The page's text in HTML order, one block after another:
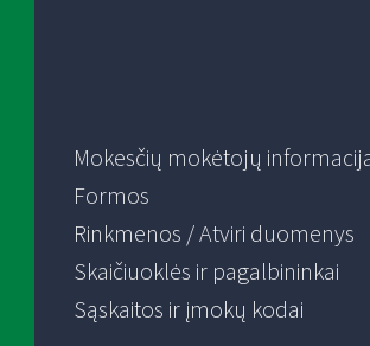
Mokesčių mokėtojų
Formos
Rinkmenos / Atviri duomenys
Skaičiuoklės ir pagalbininkai
Sąskaitos ir įmokų kodai